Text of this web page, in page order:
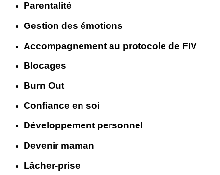
Parentalité
Gestion des émotions
Accompagnement au protocole de FIV
Blocages
Burn Out
Confiance en soi
Développement personnel
Devenir maman
Lâcher-prise